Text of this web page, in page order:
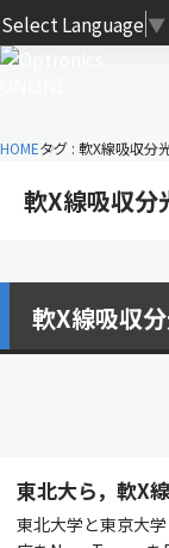
Select Language ▼
HOMEタグ : 軟X線吸収分
軟X線吸収分
軟X線吸収
東北大ら，軟X
東北大学と東京大